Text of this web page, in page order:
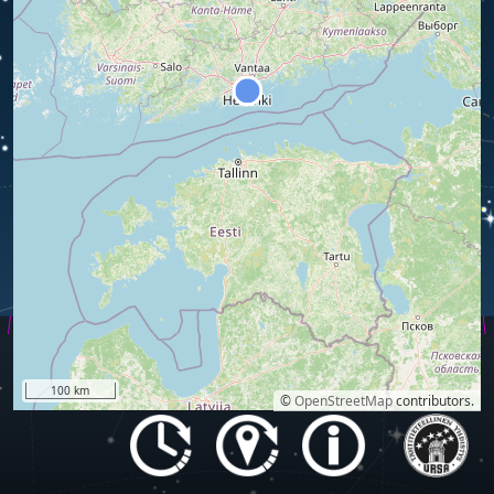
VESIMIES
©OpenStreetMapcontributors.
100 km